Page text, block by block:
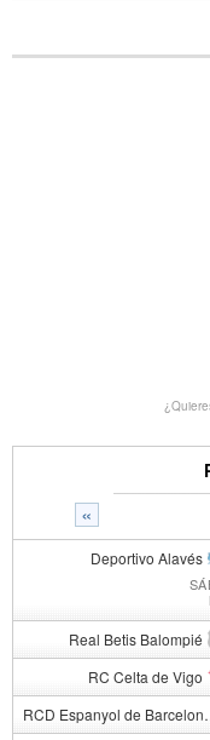
«
Deportivo Alavés
Real Betis Balompié
RC Celta de Vigo
RCD